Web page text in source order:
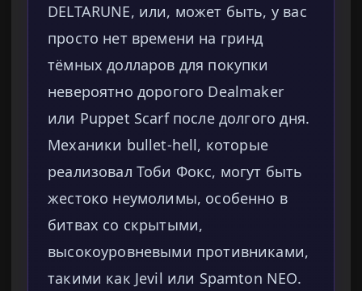
DELTARUNE, или, может быть, у вас
просто нет времени на гринд
тёмных долларов для покупки
невероятно дорогого Dealmaker
или Puppet Scarf после долгого дня.
Механики bullet-hell, которые
реализовал Тоби Фокс, могут быть
жестоко неумолимы, особенно в
битвах со скрытыми,
высокоуровневыми противниками,
такими как Jevil или Spamton NEO.